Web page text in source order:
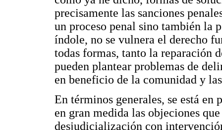
precisamente las sanciones
un proceso penal sino también la
índole, no se vulnera el derecho
todas formas, tanto la reparación
pueden plantear problemas de
en beneficio de la comunidad y
En términos generales, se está en
en gran medida las objeciones
desjudicialización con